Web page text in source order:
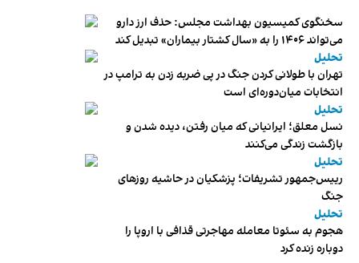
سخنگوی کمیسیون بهداشت مجلس: حذف ارز دارو
می‌تواند ۱۴۰۶ را به «سال کشتار بیماران» تبدیل کند
تحلیل
تهران با طولانی کردن جنگ در پی ضربه زدن به ترامپ در
انتخابات میان‌دوره‌ای است
تحلیل
نسل معلق؛ ایرانیانی که میان رفتن، دیده شدن و
بازگشت زندگی می‌کنند
تحلیل
رییس‌جمهور تشریفات؛ پزشکیان در حاشیه روزهای
جنگ
تحلیل
هجوم به سئوتا معامله مهاجرتی قذافی با اروپا را
دوباره زنده کرد